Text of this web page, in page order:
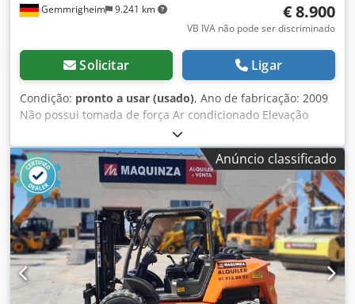
Gemmrigheim 9.241 km € 8.900
VB IVA não pode ser discriminado
Solicitar Ligar
Condição: pronto a usar (usado), Ano de fabricação: 2009
Não possui tomada de força Ar condicionado Elevação
dianteira Caixa basculante na frente e atrás Chsdpfjwvf
Avjx Ah Eoa Sistema hidráulico Tração integral
Transmissão hidrostática Pronto para uso Defeitos
estéticos, consultar as imagens Preferência por
revendedores ou exportação Salvo erros e omissões As
imagens/descrição podem diferir
Anúncio classificado